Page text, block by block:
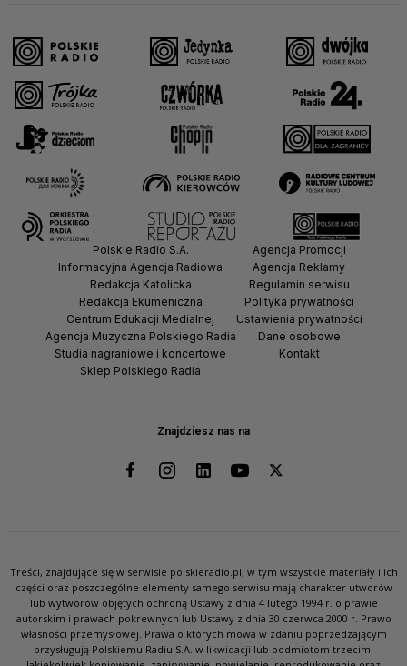
Znajdziesz nas na
Polskie Radio S.A.
Informacyjna Agencja Radiowa
Redakcja Katolicka
Redakcja Ekumeniczna
Centrum Edukacji Medialnej
Agencja Muzyczna Polskiego Radia
Studia nagraniowe i koncertowe
Sklep Polskiego Radia
Agencja Promocji
Agencja Reklamy
Regulamin serwisu
Polityka prywatności
Ustawienia prywatności
Dane osobowe
Kontakt
Treści, znajdujące się w serwisie polskieradio.pl, w tym wszystkie materiały i ich
części oraz poszczególne elementy samego serwisu mają charakter utworów
lub wytworów objętych ochroną Ustawy z dnia 4 lutego 1994 r. o prawie
autorskim i prawach pokrewnych lub Ustawy z dnia 30 czerwca 2000 r. Prawo
własności przemysłowej. Prawa o których mowa w zdaniu poprzedzającym
przysługują Polskiemu Radiu S.A. w likwidacji lub podmiotom trzecim.